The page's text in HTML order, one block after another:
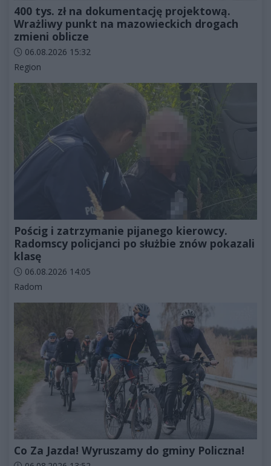
400 tys. zł na dokumentację projektową.
Wrażliwy punkt na mazowieckich drogach
zmieni oblicze
Data dodania artykułu:
06.08.2026 15:32
Kategorie artykułu:
Region
Pościg i zatrzymanie pijanego kierowcy.
Radomscy policjanci po służbie znów pokazali
klasę
Data dodania artykułu:
06.08.2026 14:05
Kategorie artykułu:
Radom
Co Za Jazda! Wyruszamy do gminy Policzna!